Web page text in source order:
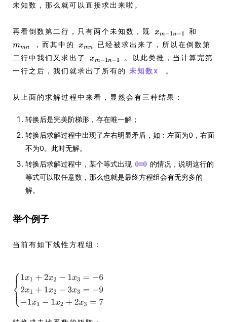
未知数，那么就可以直接求出来啦。
再看倒数第二行，只有两个未知数，既
和
，而其中的
已经被求出来了，所以在倒数第
二行中我们又求出了
。以此类推，当计算完第
一行之后，我们就求出了所有的 未知数x 。
从上面的求解过程中来看，显然会有三种结果：
转换后是完美阶梯形，存在唯一解；
转换后求解过程中出现了左右明显矛盾，如：左面为0，右面
不为0。此时无解。
转换后求解过程中，某个等式出现 0=0 的情况，说明这行的
等式可以取任意数，那么也就是最终方程组会有无穷多的
解。
举个例子
当前有如下线性方程组：